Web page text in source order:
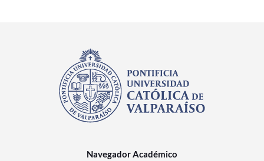
Navegador Académico